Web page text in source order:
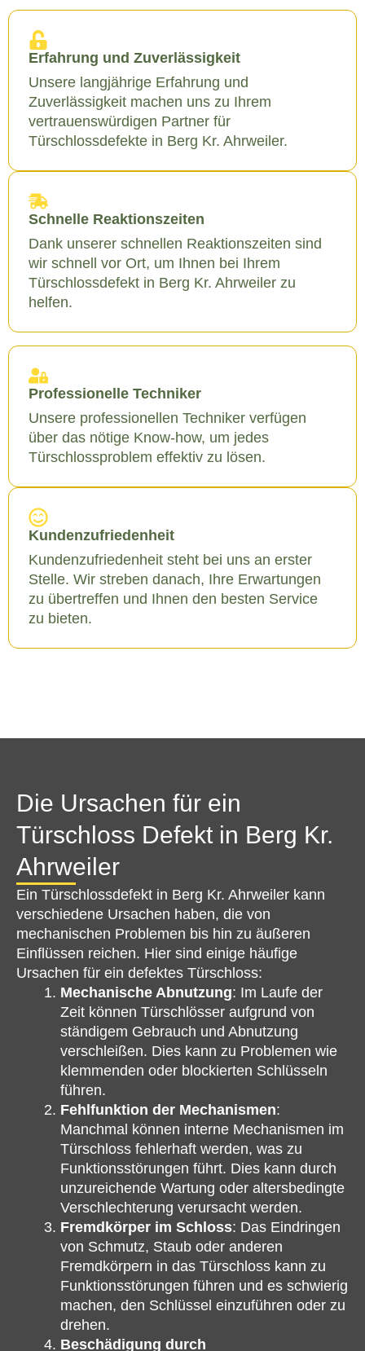
Erfahrung und Zuverlässigkeit
Unsere langjährige Erfahrung und
Zuverlässigkeit machen uns zu Ihrem
vertrauenswürdigen Partner für
Türschlossdefekte in Berg Kr. Ahrweiler.
Schnelle Reaktionszeiten
Dank unserer schnellen Reaktionszeiten sind
wir schnell vor Ort, um Ihnen bei Ihrem
Türschlossdefekt in Berg Kr. Ahrweiler zu
helfen.
Professionelle Techniker
Unsere professionellen Techniker verfügen
über das nötige Know-how, um jedes
Türschlossproblem effektiv zu lösen.
Kundenzufriedenheit
Kundenzufriedenheit steht bei uns an erster
Stelle. Wir streben danach, Ihre Erwartungen
zu übertreffen und Ihnen den besten Service
zu bieten.
Die Ursachen für ein
Türschloss Defekt in Berg Kr.
Ahrweiler
Ein Türschlossdefekt in Berg Kr. Ahrweiler kann
verschiedene Ursachen haben, die von
mechanischen Problemen bis hin zu äußeren
Einflüssen reichen. Hier sind einige häufige
Ursachen für ein defektes Türschloss:
Mechanische Abnutzung: Im Laufe der
Zeit können Türschlösser aufgrund von
ständigem Gebrauch und Abnutzung
verschleißen. Dies kann zu Problemen wie
klemmenden oder blockierten Schlüsseln
führen.
Fehlfunktion der Mechanismen:
Manchmal können interne Mechanismen im
Türschloss fehlerhaft werden, was zu
Funktionsstörungen führt. Dies kann durch
unzureichende Wartung oder altersbedingte
Verschlechterung verursacht werden.
Fremdkörper im Schloss: Das Eindringen
von Schmutz, Staub oder anderen
Fremdkörpern in das Türschloss kann zu
Funktionsstörungen führen und es schwierig
machen, den Schlüssel einzuführen oder zu
drehen.
Beschädigung durch